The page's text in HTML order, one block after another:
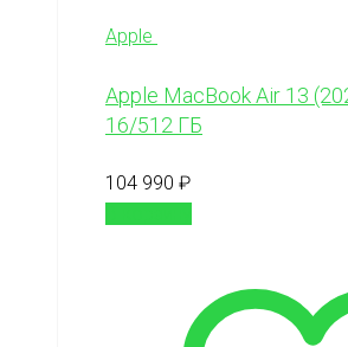
Apple
Apple MacBook Air 13
16/512 ГБ
104 990 ₽